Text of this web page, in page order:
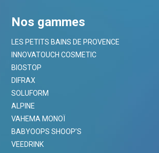
Nos gammes
LES PETITS BAINS DE PROVENCE
INNOVATOUCH COSMETIC
BIOSTOP
DIFRAX
SOLUFORM
ALPINE
VAHEMA MONOÏ
BABYOOPS SHOOP’S
VEEDRINK